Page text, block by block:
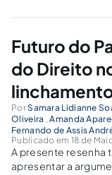
ou não, sejam
Futuro do
do Direito
PorSamara Lidianne
Oliveira ,Amanda
Fernando de Assis
Publicado em 18 de
A presente resenha
apresentar a